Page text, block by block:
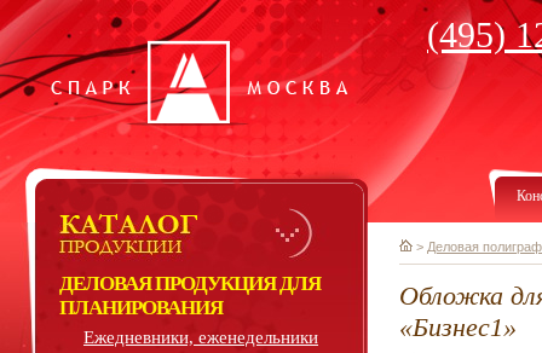
(495)
ДЕЛОВАЯ ПРОДУКЦИЯ ДЛЯ
ПЛАНИРОВАНИЯ
Ежедневники, еженедельники
> Деловая
Обложка
«Бизнес1»